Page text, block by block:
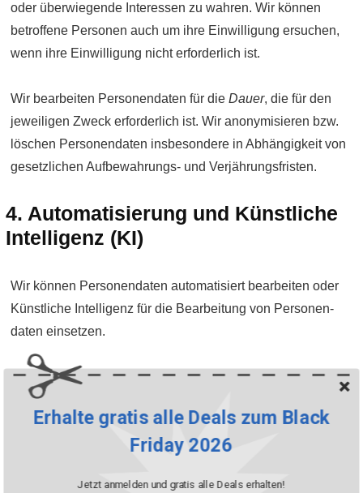
oder über­wiegende Interessen zu wahren. Wir können
betroffene Personen auch um ihre Ein­willigung ersuchen,
wenn ihre Ein­willigung nicht erforder­lich ist.
Wir bearbeiten Personen­daten für die Dauer, die für den
jeweiligen Zweck erforderlich ist. Wir anonymisieren bzw.
löschen Personen­daten insbesondere in Abhängigkeit von
gesetzlichen Aufbewahrungs- und Verjährungs­fristen.
4. Auto­matisierung und Künst­liche
Intelli­genz (KI)
Wir können Personendaten automatisiert bear­beiten oder
Künst­liche Intelli­genz für die Bear­beitung von Personen­
daten ein­setzen.
Wir können Profiling einsetzen, um auto­matisiert bestimmte
persön­liche Aspekte, die sich auf betroffene Personen
beziehen, zu bewerten. Profiling dient beispiels­weise der
Analyse oder Vorher­sage von Inter­essen, Verhaltens­
Erhalte gratis alle Deals zum Black
Friday 2026
Jetzt anmelden und gratis alle Deals erhalten!